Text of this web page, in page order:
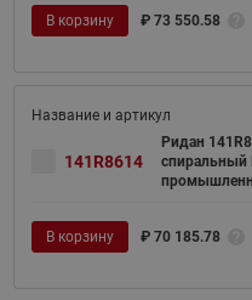
В корзину ₽ 73 550.58
141R8614
Ридан
спиральный
В корзину ₽ 70 185.78